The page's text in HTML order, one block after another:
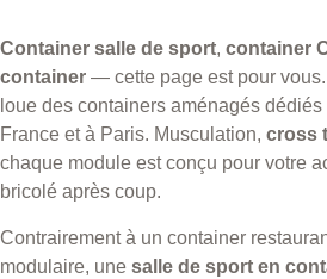
Container salle de sport, container
container — cette page est pour
loue des containers aménagés
France et à Paris. Musculation, cross
chaque module est conçu pour votre
bricolé après coup.
Contrairement à un container
modulaire, une salle de sport en